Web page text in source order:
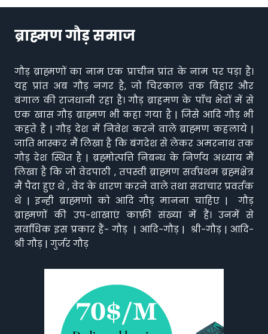
ब्राह्मण गौड़ समाज
गौड़ ब्राह्मणों का नाम एक प्राचीन प्रांत के नाम पर पड़ा है।
यह प्रांत अब गौड़ नगर है, जो चिरकाल तक बिहार और
बंगाल की राजधानी रहा है। गौड़ ब्राहमण के पाँच भेदों में से
एक खास गौड़ ब्राह्मण भी कहा गया है | जिसे आदि गौड़ भी
कहते हैं | गौड़ देश में निवेश करने वाले ब्राह्मण कहलाये |
जाति भास्कर मैं लिखा है कि बंगदेश से लेकर अमरनाथ तक
गौड़ देश स्थित है | ब्रह्मोत्पत्ति निबन्ध के निर्णय अध्याय मैं
लिखा है कि जो वेदपाठी , तपस्वी ब्राह्मण सर्वप्रथम ब्रह्मक्षेत्र
मैं पैदा हुए थे , वेद के धारण करने वाले तथा सदाचार प्रवर्तक
थे | इन्ही ब्राह्मणो को आदि गौड़ मानना चाहिए | गौड़
ब्राह्मणों की उप-शाखाएं काफ़ी संख्या में हैं। उनमें से
सर्वाधिक इस प्रकार हैं- गौड़ | आदि-गौड़ | श्री-गौड़ | आदि-
श्री गौड़ | गुर्जर गौड़